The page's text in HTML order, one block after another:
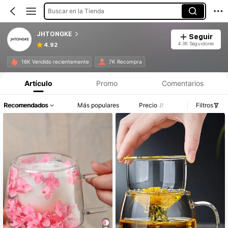
Buscar en la Tienda
JHTONGKE
4.92
Seguir
4.3K Seguidores
16K Vendido recientemente 7K Recompra
Artículo Promo Comentarios
Recomendados Más populares Precio Filtros